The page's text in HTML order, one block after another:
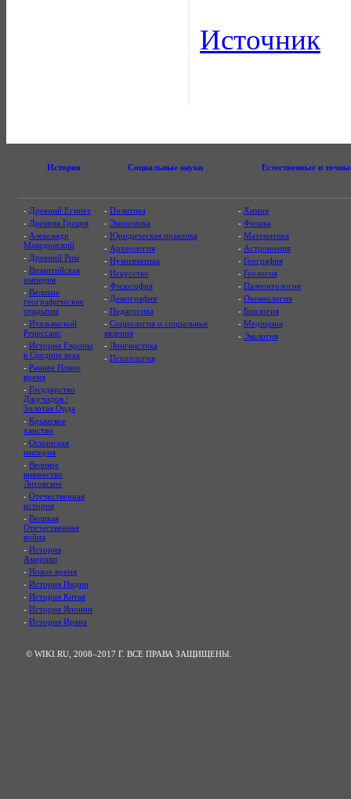
Источник
История Социальные науки Естественные и
- Древний Египет
- Древняя Греция
- Александр
Македонский
- Древний Рим
- Византийская
империя
- Великие
географические
открытия
- Итальянский
Ренессанс
- История Европы
в Средние века
- Раннее Новое
время
- Государство
Джучидов /
Золотая Орда
- Крымское
ханство
- Османская
империя
- Великое
княжество
Литовское
- Отечественная
история
- Великая
Отечественная
война
- История
Америки
- Новое время
- История Индии
- История Китая
- История Японии
- История Ирана
- Политика
- Экономика
- Юридическая практика
- Археология
- Нумизматика
- Искусство
- Философия
- Демография
- Педагогика
- Социология и социальные
явления
- Лингвистика
- Психология
- Химия
- Физика
- Математика
- Астрономия
- География
- Геология
- Палеонтология
- Океанология
- Биология
- Медицина
- Экология
© WIKI.RU, 2008–2017 Г. ВСЕ ПРАВА ЗАЩИЩЕНЫ.